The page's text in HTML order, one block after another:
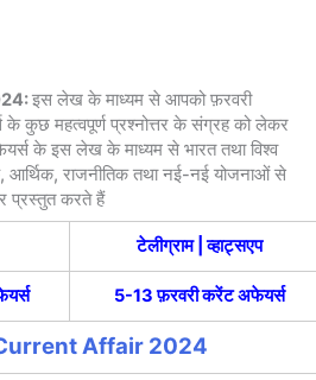
इस लेख के माध्यम से आपको फ़रवरी
महत्वपूर्ण प्रश्नोत्तर के संग्रह को लेकर
के इस लेख के माध्यम से भारत तथा विश्व
आर्थिक, राजनीतिक तथा नई-नई योजनाओं से
प्रस्तुत करते हैं
टेलीग्राम|व्हाट्सएप
5-13 फ़रवरी करेंट अफेयर्स
Affair 2024